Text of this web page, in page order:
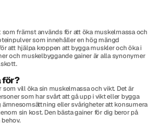
främst används för att öka muskelmassa och
som innehåller en hög mängd
att hjälpa kroppen att bygga muskler och öka i
och muskelbyggande gainer är alla synonymer
för?
som vill öka sin muskelmassa och vikt. Det är
som har svårt att gå upp i vikt eller bygga
ämnesomsättning eller svårigheter att konsumera
sin kost. Den bästa gainer för dig beror på